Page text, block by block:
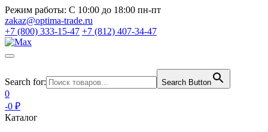
Режим работы: С 10:00 до 18:00 пн-пт
zakaz@optima-trade.ru
+7 (800) 333-15-47 +7 (812) 407-34-47
Search for: Search Button
0
-0 ₽
Каталог